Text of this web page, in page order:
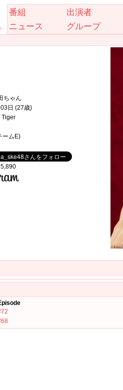
番組
出演者
ニュース
グループ
ちゃん
日 (27歳)
Tiger
ームE)